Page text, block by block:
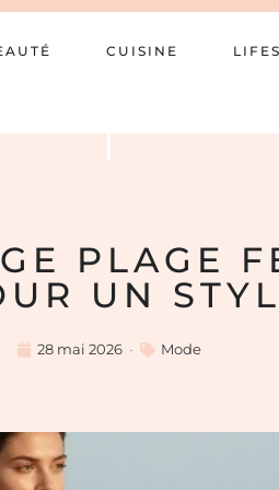
CUISINE
PLAGE
UN
28 mai 2026 Mode